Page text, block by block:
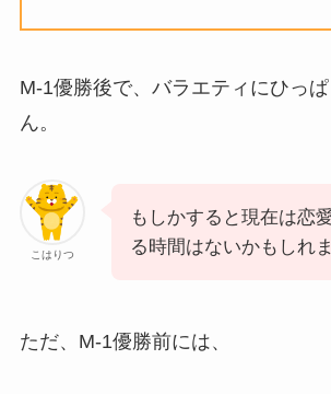
M-1優勝後で、バラエティにひっ
ん。
こはりつ
もしかすると現在は恋
る時間はないかもしれ
ただ、M-1優勝前には、